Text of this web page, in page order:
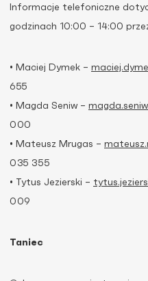
Informacje telefoniczne
godzinach 10:00 – 14:00
• Maciej Dymek –
655
• Magda Seniw –
000
• Mateusz Mrugas –
035 355
• Tytus Jezierski –
009
Taniec